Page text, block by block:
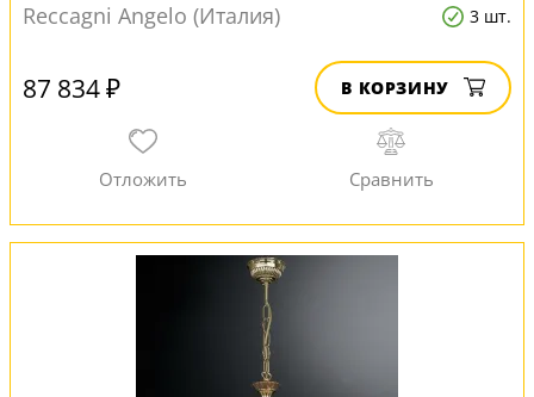
Reccagni Angelo (Италия) 3 шт.
87 834 ₽ В КОРЗИНУ